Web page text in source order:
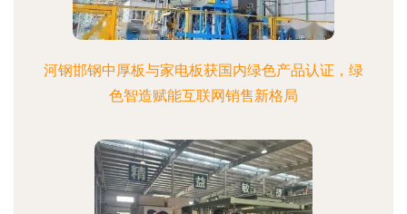
河钢邯钢中厚板与家电板获国内绿色产品认证，绿
色智造赋能互联网销售新格局